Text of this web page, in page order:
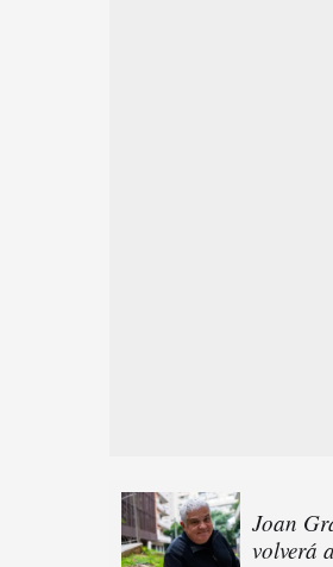
Joan
volverá